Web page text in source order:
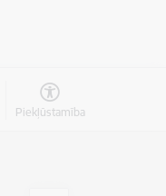
Piekļūstamība